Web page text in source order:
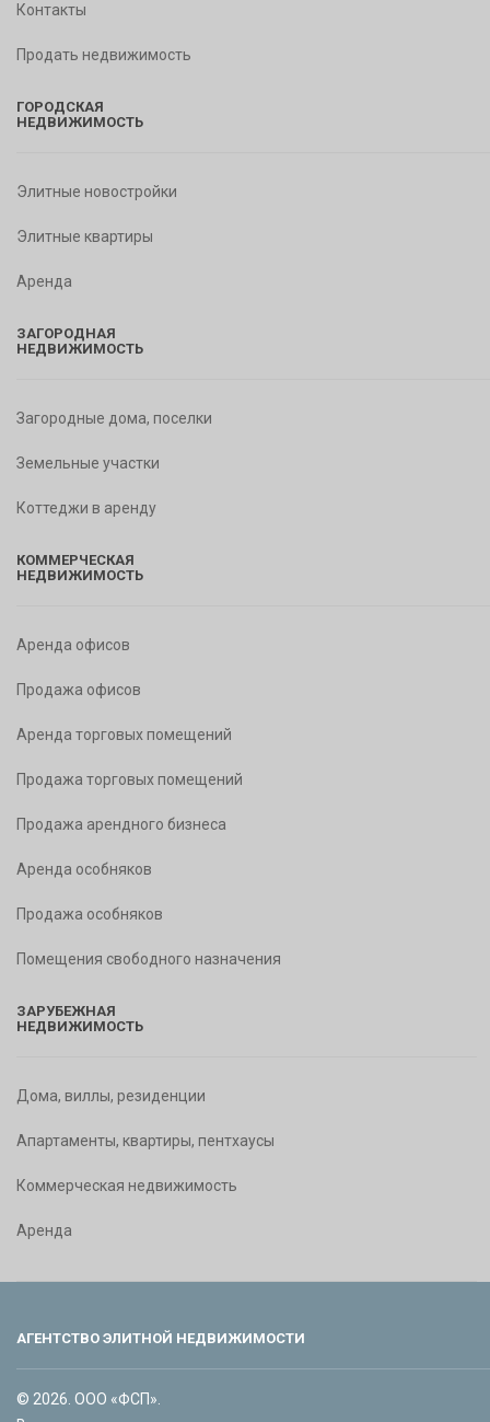
Контакты
Продать недвижимость
ГОРОДСКАЯ
НЕДВИЖИМОСТЬ
Элитные новостройки
Элитные квартиры
Аренда
ЗАГОРОДНАЯ
НЕДВИЖИМОСТЬ
Загородные дома, поселки
Земельные участки
Коттеджи в аренду
КОММЕРЧЕСКАЯ
НЕДВИЖИМОСТЬ
Аренда офисов
Продажа офисов
Аренда торговых помещений
Продажа торговых помещений
Продажа арендного бизнеса
Аренда особняков
Продажа особняков
Помещения свободного назначения
ЗАРУБЕЖНАЯ
НЕДВИЖИМОСТЬ
Дома, виллы, резиденции
Апартаменты, квартиры, пентхаусы
Коммерческая недвижимость
Аренда
АГЕНТСТВО ЭЛИТНОЙ НЕДВИЖИМОСТИ
© 2026. ООО «ФСП».